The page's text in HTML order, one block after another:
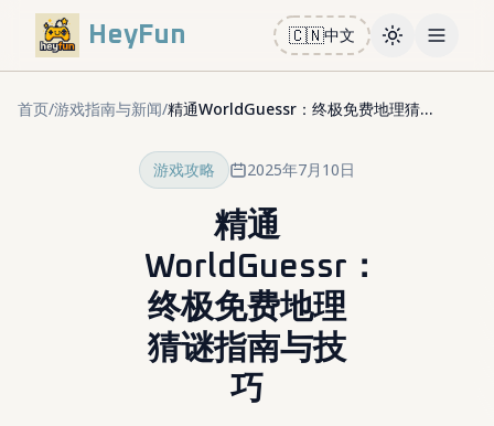
HeyFun 🇨🇳中文 ToggleOpen
首页/游戏指南与新闻/ 精通WorldGuessr：终极免费地理猜谜指南与技巧
游戏攻略 2025年7月10日
精通
WorldGuessr：
终极免费地理
猜谜指南与技
巧